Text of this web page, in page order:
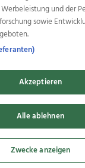
OÖNachrichten
OÖN Reise
wasistlos.at
2026 Tips Zeitungs
developed by11x11.net
Einstellungen
und der
sowie
Akzeptieren
Alle ablehnen
Zwecke anzeigen